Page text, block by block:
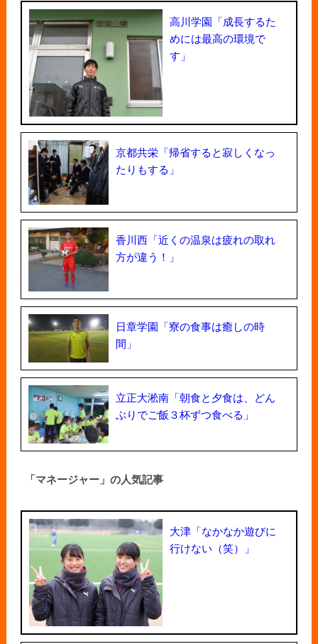
高川学園「成長するた
めには最高の環境で
す」
京都共栄「帰省すると寂しくなっ
たりもする」
香川西「近くの温泉は疲れの取れ
方が違う！」
日章学園「寮の食事は癒しの時
間」
立正大淞南「朝食と夕食は、どん
ぶりでご飯３杯ずつ食べる」
「マネージャー」の人気記事
大津「なかなか遊びに
行けない（笑）」